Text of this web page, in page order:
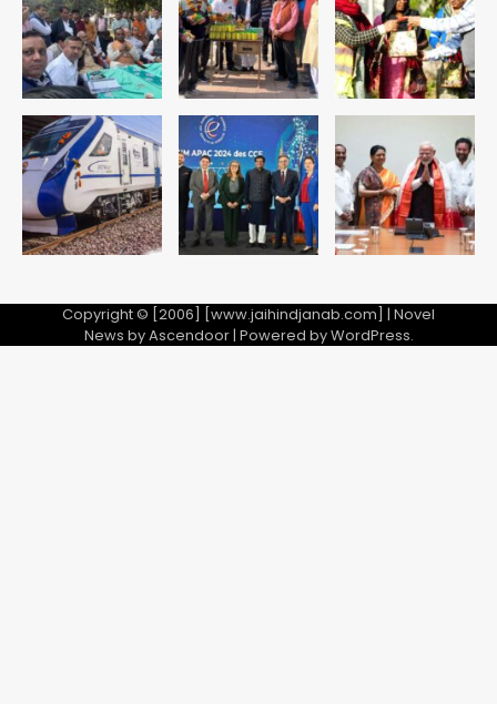
Copyright © [2006] [www.jaihindjanab.com] | Novel
News byAscendoor| Powered byWordPress.